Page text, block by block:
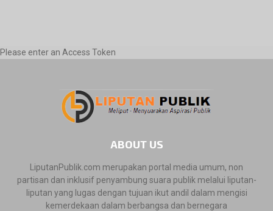
Please enter an Access Token
ABOUT US
LiputanPublik.com merupakan portal media umum, non
partisan dan inklusif penyambung suara publik melalui liputan-
liputan yang lugas dengan tujuan ikut andil dalam mengisi
kemerdekaan dalam berbangsa dan bernegara